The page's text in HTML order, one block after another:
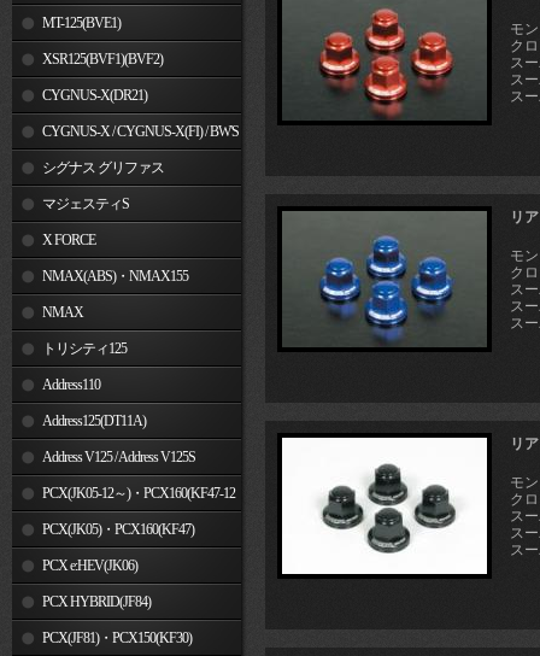
MT-125(BVE1)
XSR125(BVF1)(BVF2)
CYGNUS-X(DR21)
CYGNUS-X / CYGNUS-X(FI) / BW'S
125 シグナス グリファス
マジェスティS
X FORCE
NMAX(ABS)・NMAX155
NMAX
トリシティ125
Address110
Address125(DT11A)
Address V125 / Address V125S
PCX(JK05-12～)・PCX160(KF47-12
～) PCX(JK05)・PCX160(KF47)
PCX e:HEV(JK06)
PCX HYBRID(JF84)
PCX(JF81)・PCX150(KF30)
モ
ク
ス
ス
ス
リ
モ
ク
ス
ス
ス
リ
モ
ク
ス
ス
ス